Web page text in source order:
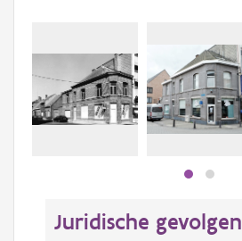
Juridische gevolgen